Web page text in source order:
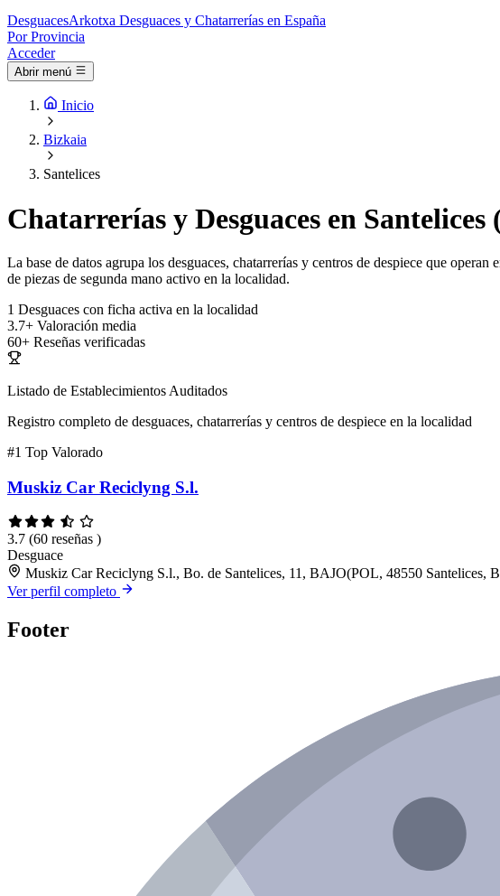
DesguacesArkotxa Desguaces y Chatarrerías en España
Por Provincia
Acceder
Abrir menú
Inicio
Bizkaia
Santelices
Chatarrerías y Desguaces en Santelices
La base de datos agrupa los desguaces, chatarrerías y centros de despiece que
de piezas de segunda mano activo en la localidad.
1 Desguaces con ficha activa en la localidad
3.7+ Valoración media
60+ Reseñas verificadas
Listado de Establecimientos Auditados
Registro completo de desguaces, chatarrerías y centros de despiece en la localidad
#1 Top Valorado
Muskiz Car Reciclyng S.l.
3.7 (60 reseñas )
Desguace
Muskiz Car Reciclyng S.l., Bo. de Santelices, 11, BAJO(POL, 48550 Santelices,
Ver perfil completo
Footer